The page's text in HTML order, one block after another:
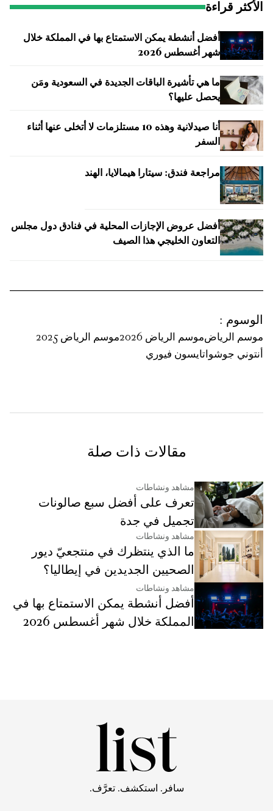
الأكثر قراءة
أفضل أنشطة يمكن الاستمتاع بها في المملكة خلال
شهر أغسطس 2026
ما هي تأشيرة الباقات الجديدة في السعودية ومَن
يحصل عليها؟
أنا صيدلانية وهذه 10 مستلزمات لا أتخلى عنها أثناء
السفر
مراجعة فندق: سيتارا هيمالايا، الهند
أفضل عروض الإجازات المحلية في فنادق دول مجلس
التعاون الخليجي هذا الصيف
الوسوم :
موسم الرياضموسم الرياض 2026
موسم الرياض 2025
أنتوني جوشواتايسون فيوري
مقالات ذات صلة
مشاهد ونشاطات
تعرف على أفضل سبع صالونات
تجميل في جدة
مشاهد ونشاطات
ما الذي ينتظرك في منتجعيّ ديور
الصحيين الجديدين في إيطاليا؟
مشاهد ونشاطات
أفضل أنشطة يمكن الاستمتاع بها في
المملكة خلال شهر أغسطس 2026
سافر. استكشف. تعرَّف.